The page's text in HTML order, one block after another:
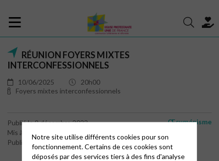
RÉUNION FOYERS MIXTES
INTERCONFESSIONNELS
10/06/2025
20h00
Foyers mixtes interconfessionnels
Publié le 9 décembre 2023
Mis à jour le 16 avril 2025
Publié par le webmaster
Œcuménisme
Notre site utilise différents cookies pour son
fonctionnement. Certains de ces cookies sont
déposés par des services tiers à des fins d'analyse